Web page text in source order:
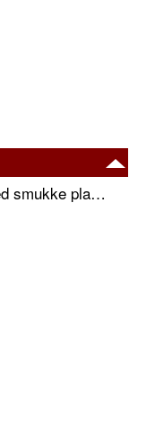
Skab en frodig udendørs oase med smukke plantekrukker og elegante espalier